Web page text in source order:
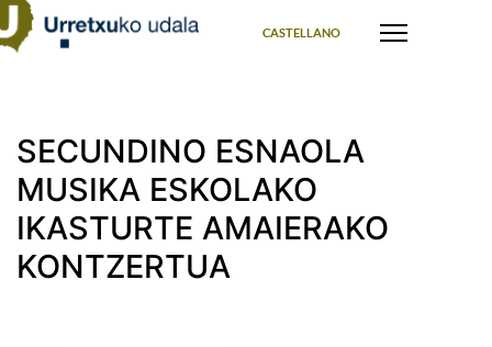
CASTELLANO
SECUNDINO ESNAOLA
MUSIKA ESKOLAKO
IKASTURTE AMAIERAKO
KONTZERTUA